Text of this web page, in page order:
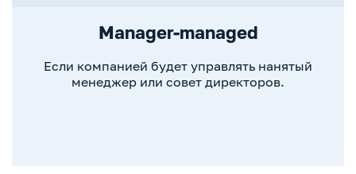
Manager-managed
Если компанией будет управлять нанятый
менеджер или совет директоров.